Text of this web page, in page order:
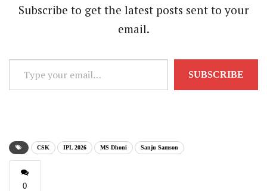
Subscribe to get the latest posts sent to your
email.
your
SUBSCRIBE
CSK IPL 2026 MS Dhoni Sanju Samson
0